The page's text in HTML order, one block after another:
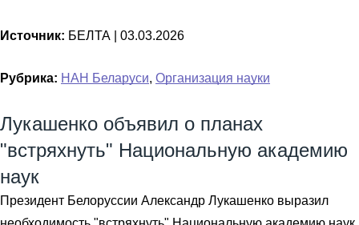
Источник: БЕЛТА | 03.03.2026
Рубрика: НАН Беларуси, Организация науки
Лукашенко объявил о планах
"встряхнуть" Национальную академию
наук
Президент Белоруссии Александр Лукашенко выразил